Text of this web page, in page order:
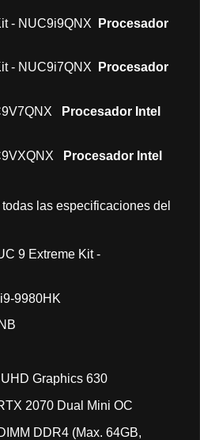
- NUC9i9QNX
Procesador
- NUC9i7QNX
Procesador
Procesador Intel
Procesador Intel
las especificaciones del
9 Extreme Kit -
9980HK
Graphics 630
2070 Dual Mini OC
DDR4 (Max. 64GB,